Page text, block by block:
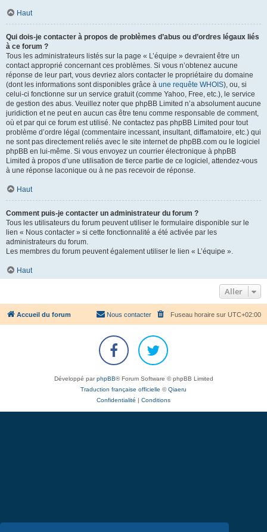
Haut
Qui dois-je contacter à propos de problèmes d’abus ou d’ordres légaux liés
à ce forum ?
Tous les administrateurs listés sur la page « L’équipe » devraient être un
contact approprié concernant ces problèmes. Si vous n’obtenez aucune
réponse de leur part, vous devriez alors contacter le propriétaire du domaine
(dont les informations sont disponibles grâce à une requête WHOIS), ou, si
celui-ci fonctionne sur un service gratuit (comme Yahoo, Free, etc.), le service
de gestion des abus. Veuillez noter que phpBB Limited n’a absolument aucune
juridiction et ne peut en aucun cas être tenu comme responsable de comment,
où et par qui ce forum est utilisé. Ne contactez pas phpBB Limited pour tout
problème d’ordre légal (commentaire incessant, insultant, diffamatoire, etc.) qui
ne sont pas directement reliés avec le site internet de phpBB.com ou le logiciel
phpBB en lui-même. Si vous envoyez un courrier électronique à phpBB
Limited à propos d’une utilisation de tierce partie de ce logiciel, attendez-vous
à une réponse laconique ou à ne pas recevoir de réponse.
Haut
Comment puis-je contacter un administrateur du forum ?
Tous les utilisateurs du forum peuvent utiliser le formulaire disponible sur le
lien « Nous contacter » si cette fonctionnalité a été activée par les
administrateurs du forum.
Les membres du forum peuvent également utiliser le lien « L’équipe ».
Haut
Aller
Accueil du forum Fuseau horaire sur UTC+02:00
Nous contacter
Développé parphpBB® Forum Software © phpBB Limited
Traduction française officielle ©Qiaeru
Confidentialité
Conditions